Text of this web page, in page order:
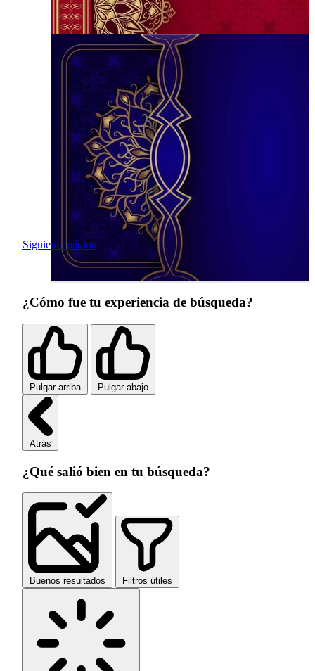
Siguiente página
¿Cómo fue tu experiencia de búsqueda?
Pulgar arriba Pulgar abajo
Atrás
¿Qué salió bien en tu búsqueda?
Buenos resultados Filtros útiles